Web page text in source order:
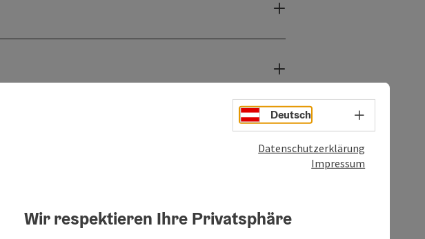
Deutsch Sprachwahl
Datenschutzerklärung
Impressum
Wir respektieren Ihre Privatsphäre